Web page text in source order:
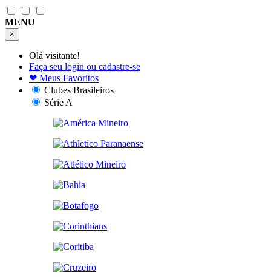
MENU
×
Olá visitante!
Faça seu login ou cadastre-se
❤ Meus Favoritos
Clubes Brasileiros
Série A